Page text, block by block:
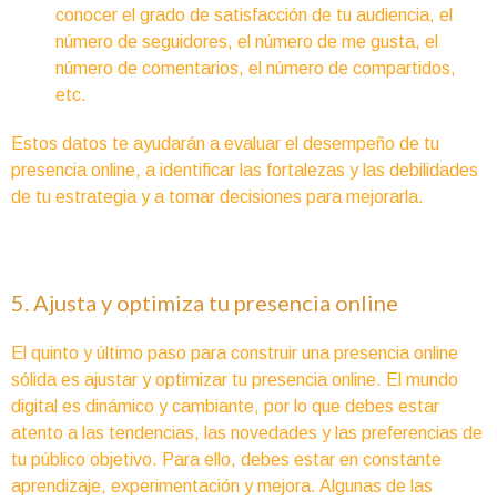
conocer el grado de satisfacción de tu audiencia, el
número de seguidores, el número de me gusta, el
número de comentarios, el número de compartidos,
etc.
Estos datos te ayudarán a evaluar el desempeño de tu
presencia online, a identificar las fortalezas y las debilidades
de tu estrategia y a tomar decisiones para mejorarla.
5. Ajusta y optimiza tu presencia online
El quinto y último paso para construir una presencia online
sólida es ajustar y optimizar tu presencia online. El mundo
digital es dinámico y cambiante, por lo que debes estar
atento a las tendencias, las novedades y las preferencias de
tu público objetivo. Para ello, debes estar en constante
aprendizaje, experimentación y mejora. Algunas de las